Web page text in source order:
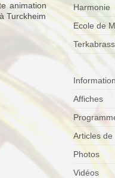
animation
Turckheim
Harmonie
Ecole de
Terkabrass
Affiches
Articles de
Photos
Vidéos